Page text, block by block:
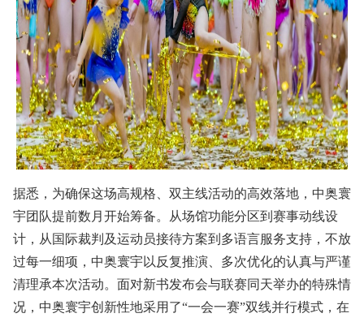
据悉，为确保这场高规格、双主线活动的高效落地，中奥寰
宇团队提前数月开始筹备。从场馆功能分区到赛事动线设
计，从国际裁判及运动员接待方案到多语言服务支持，不放
过每一细项，中奥寰宇以反复推演、多次优化的认真与严谨
清理承本次活动。面对新书发布会与联赛同天举办的特殊情
况，中奥寰宇创新性地采用了“一会一赛”双线并行模式，在